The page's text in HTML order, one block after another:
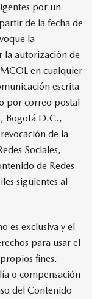
por un
de la fecha de
la
la autorización de
en cualquier
escrita
por correo postal
Bogotá D.C.,
de la
Sociales,
de Redes
siguientes al
es exclusiva y el
para usar el
fines.
o compensación
del Contenido